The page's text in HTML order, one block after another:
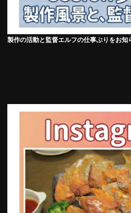
製作の活動と監督エルフの仕事ぶりをお知